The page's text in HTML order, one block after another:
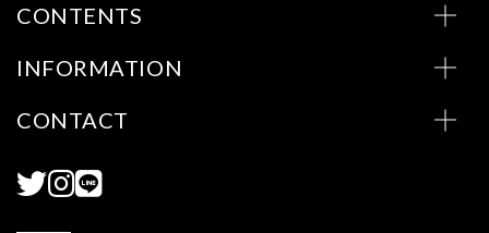
CONTENTS
INFORMATION
CONTACT